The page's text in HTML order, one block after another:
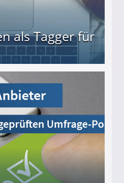
als Tagger für